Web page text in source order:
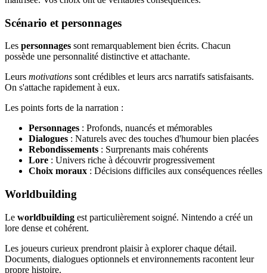
Scénario et personnages
Les personnages sont remarquablement bien écrits. Chacun
possède une personnalité distinctive et attachante.
Leurs motivations sont crédibles et leurs arcs narratifs satisfaisants.
On s'attache rapidement à eux.
Les points forts de la narration :
Personnages : Profonds, nuancés et mémorables
Dialogues : Naturels avec des touches d'humour bien placées
Rebondissements : Surprenants mais cohérents
Lore : Univers riche à découvrir progressivement
Choix moraux : Décisions difficiles aux conséquences réelles
Worldbuilding
Le worldbuilding est particulièrement soigné. Nintendo a créé un
lore dense et cohérent.
Les joueurs curieux prendront plaisir à explorer chaque détail.
Documents, dialogues optionnels et environnements racontent leur
propre histoire.